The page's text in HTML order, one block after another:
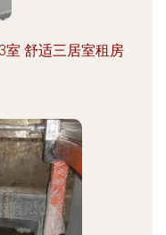
室 舒适三居室租房